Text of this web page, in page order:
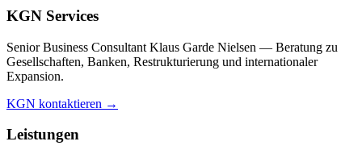
KGN Services
Senior Business Consultant Klaus Garde Nielsen — Beratung zu
Gesellschaften, Banken, Restrukturierung und internationaler
Expansion.
KGN kontaktieren →
Leistungen